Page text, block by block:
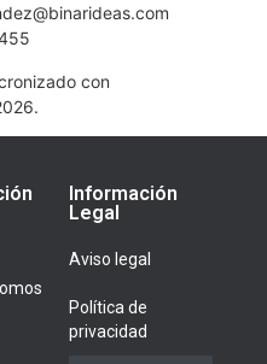
binarideas.com
con
Información
Legal
Aviso legal
Política de
privacidad